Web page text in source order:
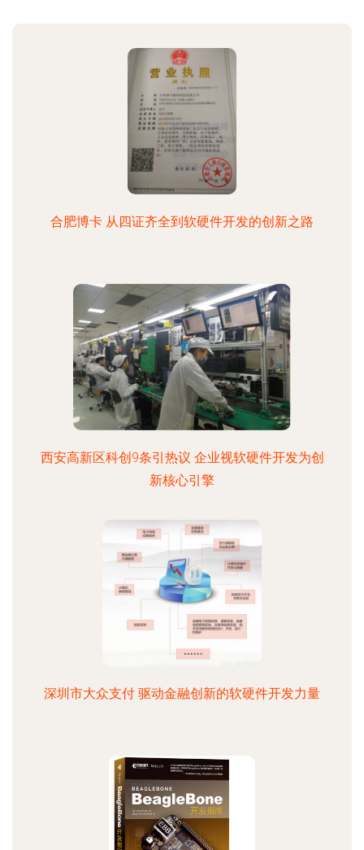
合肥博卡 从四证齐全到软硬件开发的创新之路
西安高新区科创9条引热议 企业视软硬件开发为创
新核心引擎
深圳市大众支付 驱动金融创新的软硬件开发力量